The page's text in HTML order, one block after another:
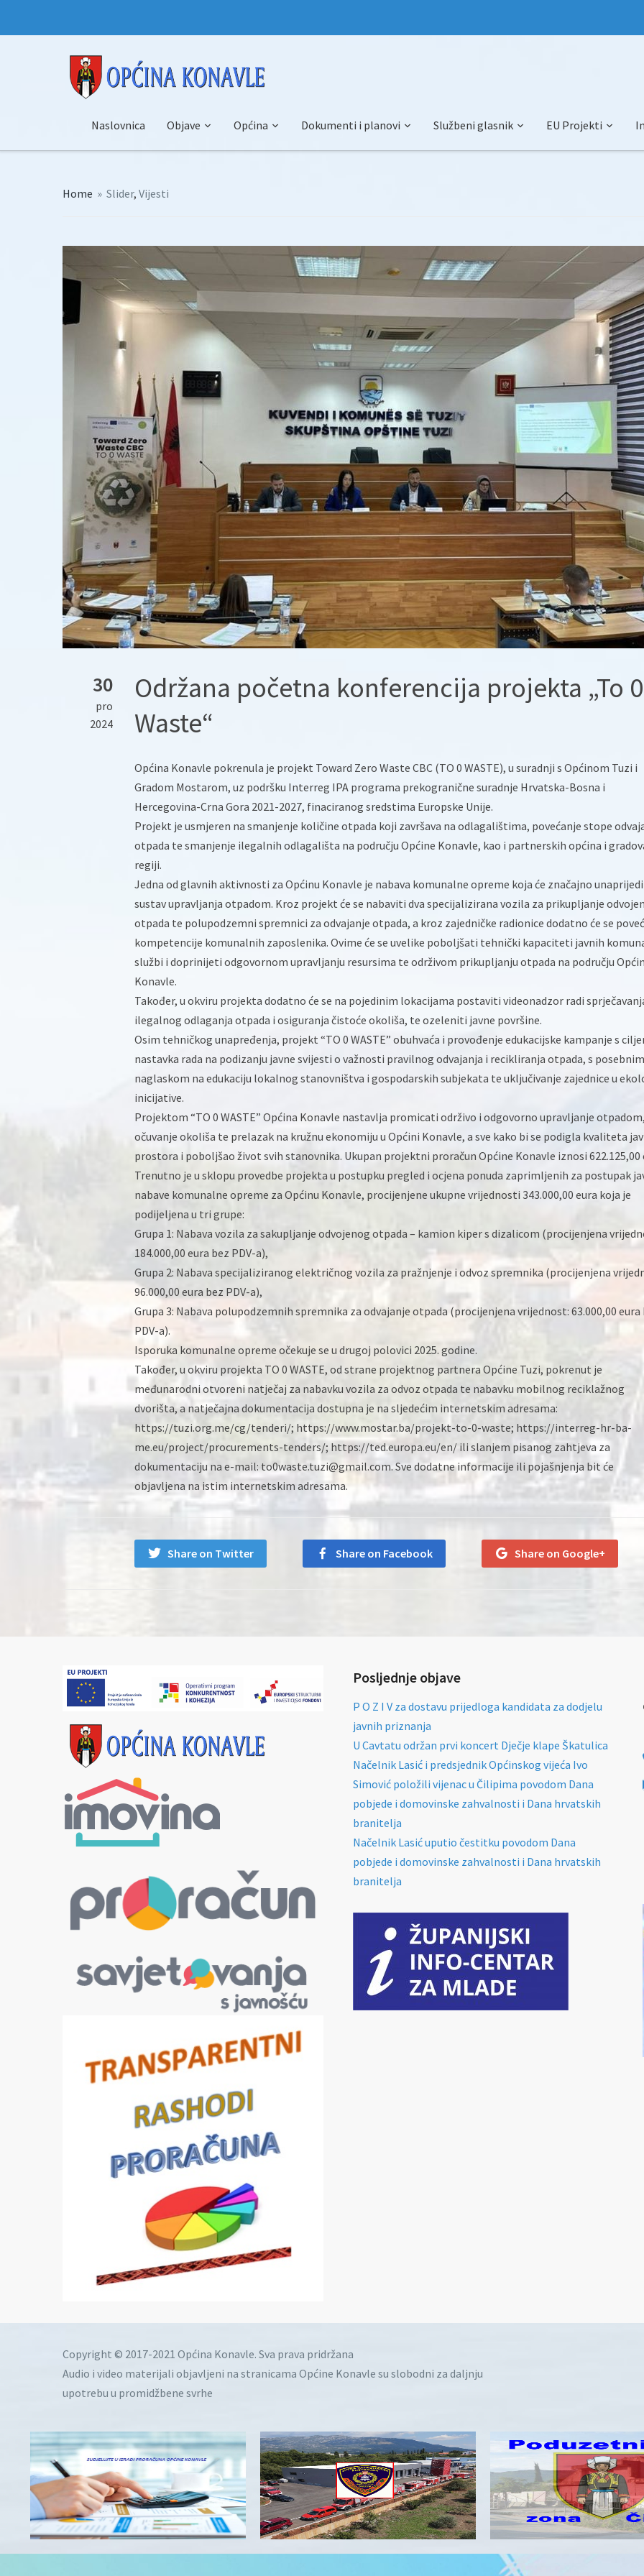
Naslovnica Objave Općina Dokumenti i planovi Službeni glasnik EU Projekti
Home » Slider, Vijesti
30
pro
2024
Održana početna konferencija projekta „To 0
Waste“
Općina Konavle pokrenula je projekt Toward Zero Waste CBC (TO 0 WASTE), u suradnji s Općinom Tuzi i
Gradom Mostarom, uz podršku Interreg IPA programa prekogranične suradnje Hrvatska-Bosna i
Hercegovina-Crna Gora 2021-2027, finaciranog sredstima Europske Unije.
Projekt je usmjeren na smanjenje količine otpada koji završava na odlagalištima, povećanje stope
otpada te smanjenje ilegalnih odlagališta na području Općine Konavle, kao i partnerskih općina i
regiji.
Jedna od glavnih aktivnosti za Općinu Konavle je nabava komunalne opreme koja će značajno
sustav upravljanja otpadom. Kroz projekt će se nabaviti dva specijalizirana vozila za prikupljanje
otpada te polupodzemni spremnici za odvajanje otpada, a kroz zajedničke radionice dodatno će se
kompetencije komunalnih zaposlenika. Ovime će se uvelike poboljšati tehnički kapaciteti javnih
službi i doprinijeti odgovornom upravljanju resursima te održivom prikupljanju otpada na području
Konavle.
Također, u okviru projekta dodatno će se na pojedinim lokacijama postaviti videonadzor radi
ilegalnog odlaganja otpada i osiguranja čistoće okoliša, te ozeleniti javne površine.
Osim tehničkog unapređenja, projekt “TO 0 WASTE” obuhvaća i provođenje edukacijske kampanje s
nastavka rada na podizanju javne svijesti o važnosti pravilnog odvajanja i recikliranja otpada, s posebnim
naglaskom na edukaciju lokalnog stanovništva i gospodarskih subjekata te uključivanje zajednice u
inicijative.
Projektom “TO 0 WASTE” Općina Konavle nastavlja promicati održivo i odgovorno upravljanje
očuvanje okoliša te prelazak na kružnu ekonomiju u Općini Konavle, a sve kako bi se podigla kvaliteta
prostora i poboljšao život svih stanovnika. Ukupan projektni proračun Općine Konavle iznosi 622.125,00
Trenutno je u sklopu provedbe projekta u postupku pregled i ocjena ponuda zaprimljenih za postupak
nabave komunalne opreme za Općinu Konavle, procijenjene ukupne vrijednosti 343.000,00 eura koja je
podijeljena u tri grupe:
Grupa 1: Nabava vozila za sakupljanje odvojenog otpada – kamion kiper s dizalicom (procijenjena
184.000,00 eura bez PDV-a),
Grupa 2: Nabava specijaliziranog električnog vozila za pražnjenje i odvoz spremnika (procijenjena
96.000,00 eura bez PDV-a),
Grupa 3: Nabava polupodzemnih spremnika za odvajanje otpada (procijenjena vrijednost: 63.000,00 eura
PDV-a).
Isporuka komunalne opreme očekuje se u drugoj polovici 2025. godine.
Također, u okviru projekta TO 0 WASTE, od strane projektnog partnera Općine Tuzi, pokrenut je
međunarodni otvoreni natječaj za nabavku vozila za odvoz otpada te nabavku mobilnog reciklažnog
dvorišta, a natječajna dokumentacija dostupna je na sljedećim internetskim adresama:
https://tuzi.org.me/cg/tenderi/; https://www.mostar.ba/projekt-to-0-waste; https://interreg-hr-ba-
me.eu/project/procurements-tenders/; https://ted.europa.eu/en/ ili slanjem pisanog zahtjeva za
dokumentaciju na e-mail: to0waste.tuzi@gmail.com. Sve dodatne informacije ili pojašnjenja bit će
objavljena na istim internetskim adresama.
Share on Twitter Share on Facebook Share on Google+
Posljednje objave
P O Z I V za dostavu prijedloga kandidata za dodjelu
javnih priznanja
U Cavtatu održan prvi koncert Dječje klape Škatulica
Načelnik Lasić i predsjednik Općinskog vijeća Ivo
Simović položili vijenac u Čilipima povodom Dana
pobjede i domovinske zahvalnosti i Dana hrvatskih
branitelja
Načelnik Lasić uputio čestitku povodom Dana
pobjede i domovinske zahvalnosti i Dana hrvatskih
branitelja
Copyright © 2017-2021 Općina Konavle. Sva prava pridržana
Audio i video materijali objavljeni na stranicama Općine Konavle su slobodni za daljnju
upotrebu u promidžbene svrhe